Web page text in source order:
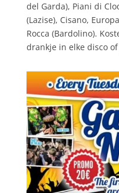
del Garda), Piani di
(Lazise), Cisano,
Rocca (Bardolino).
drankje in elke disco